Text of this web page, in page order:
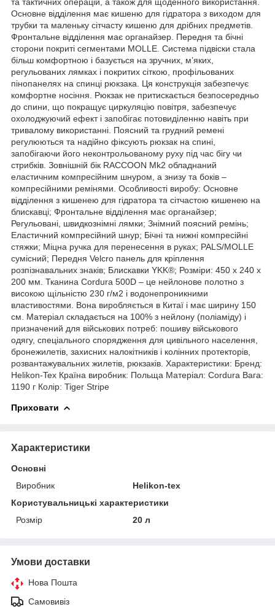
Основне відділення має кишеню для гідратора з виходом для
трубки та маленьку сітчасту кишеню для дрібних предметів.
Фронтальне відділення має органайзер. Передня та бічні
сторони покриті сегментами MOLLE. Система підвіски стала
більш комфортною і базується на зручних, м’яких,
регульованих лямках і покритих сіткою, профільованих
пінопанелях на спинці рюкзака. Ця конструкція забезпечує
комфортне носіння. Рюкзак не притискається безпосередньо
до спини, що покращує циркуляцію повітря, забезпечує
охолоджуючий ефект і запобігає потовиділенню навіть при
тривалому використанні. Поясний та грудний ремені
регулюються та надійно фіксують рюкзак на спині,
запобігаючи його неконтрольованому руху під час бігу чи
стрибків. Зовнішній бік RACCOON Mk2 обладнаний
еластичним компресійним шнуром, а знизу та боків –
компресійними ремінями. Особливості виробу: Основне
відділення з кишенею для гідратора та сітчастою кишенею на
блискавці; Фронтальне відділення має органайзер;
Регульовані, швидкознімні лямки; Знімний поясний ремінь;
Еластичний компресійний шнур; Бічні та нижні компресійні
стяжки; Міцна ручка для перенесення в руках; PALS/MOLLE
сумісний; Передня Velcro панель для кріплення
розпізнавальних знаків; Блискавки YKK®; Розміри: 450 х 240 х
200 мм. Тканина Cordura 500D – це нейлонове полотно з
високою щільністю 230 г/м2 і водонепроникними
властивостями. Вона виробляється в Китаї і має ширину 150
см. Матеріал складається на 100% з нейлону (поліаміду) і
призначений для військових потреб: пошиву військового
одягу, спеціального спорядження для цивільного населення,
бронежилетів, захисних налокітників і колінних протекторів,
розвантажувальних жилетів, рюкзаків. Характеристики: Бренд:
Helikon-Tex Країна виробник: Польща Матеріал: Cordura Вага:
1190 г Колір: Tiger Stripe
Приховати
Характеристики
Основні
Виробник
Helikon-tex
Користувальницькі характеристики
Розмір
20 л
Умови доставки
Нова Пошта
Самовивіз